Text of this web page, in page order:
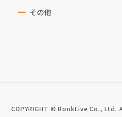
その他
COPYRIGHT © BookLive Co., Ltd.